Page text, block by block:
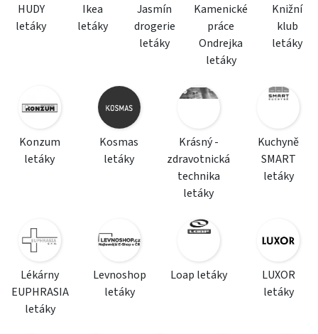
HUDY
letáky
Ikea
letáky
Jasmín
drogerie
letáky
Kamenické
práce
Ondrejka
letáky
Knižní
klub
letáky
Konzum
letáky
Kosmas
letáky
Krásný -
zdravotnická
technika
letáky
Kuchyně
SMART
letáky
Lékárny
EUPHRASIA
letáky
Levnoshop
letáky
Loap letáky
LUXOR
letáky